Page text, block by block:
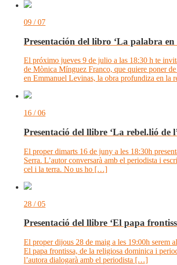
09 / 07
Presentación del libro ‘La palabra en
El próximo jueves 9 de julio a las 18:30 h te
de Mònica Mínguez Franco, que quiere poner
en Emmanuel Levinas, la obra profundiza en
16 / 06
Presentació del llibre ‘La rebel.lió de
El proper dimarts 16 de juny a les 18:30h
Serra. L’autor conversarà amb el periodista i
cel i la terra. No us ho […]
28 / 05
Presentació del llibre ‘El papa
El proper dijous 28 de maig a les 19:00h serem
El papa frontissa, de la religiosa dominica i
l’autora dialogarà amb el periodista […]